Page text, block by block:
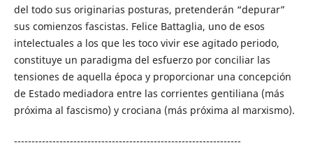
del todo sus originarias posturas, pretenderán “depurar”
sus comienzos fascistas. Felice Battaglia, uno de esos
intelectuales a los que les toco vivir ese agitado periodo,
constituye un paradigma del esfuerzo por conciliar las
tensiones de aquella época y proporcionar una concepción
de Estado mediadora entre las corrientes gentiliana (más
próxima al fascismo) y crociana (más próxima al marxismo).
-----------------------------------------------------------------